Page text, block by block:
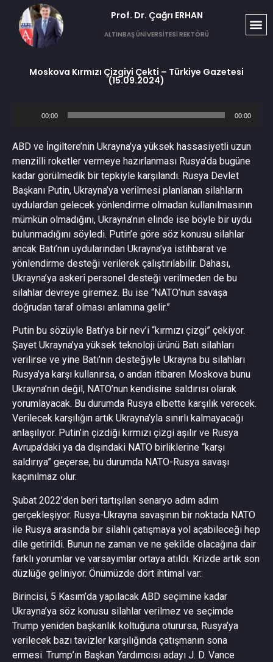
Prof. Dr. Çağrı ERHAN​
ALTINBAŞ ÜNİVERSİTESİ REKTÖRÜ
Moskova Kırmızı Çizgiyi Çekti – Türkiye Gazetesi
(15.09.2024)
Ses
00:00 00:00
ABD ve İngiltere’nin Ukrayna’ya yüksek hassasiyetli uzun
menzilli roketler vermeye hazırlanması Rusya’da bugüne
kadar görülmedik bir tepkiyle karşılandı. Rusya Devlet
Başkanı Putin, Ukrayna’ya verilmesi planlanan silahların
uydulardan gelecek yönlendirme olmadan kullanılmasının
mümkün olmadığını, Ukrayna’nın elinde ise böyle bir uydu
bulunmadığını söyledi. Putin’e göre söz konusu silahlar
ancak Batı’nın uydularından Ukrayna’ya istihbarat ve
yönlendirme desteği verilerek çalıştırılabilir. Dahası,
Ukrayna’ya askerî personel desteği verilmeden de bu
silahlar devreye giremez. Bu ise “NATO’nun savaşa
doğrudan taraf olması anlamına gelir.”
Putin bu sözüyle Batı’ya bir nev’i “kırmızı çizgi” çekiyor.
Şayet Ukrayna’ya yüksek teknoloji ürünü Batı silahları
verilirse ve yine Batı’nın desteğiyle Ukrayna bu silahları
Rusya’ya karşı kullanırsa, o andan itibaren Moskova bunu
Ukrayna’nın değil, NATO’nun kendisine saldırısı olarak
yorumlayacak. Bu durumda Rusya elbette karşılık verecek.
Verilecek karşılığın artık Ukrayna’yla sınırlı kalmayacağı
anlaşılıyor. Putin’in çizdiği kırmızı çizgi aşılır ve Rusya
Avrupa’daki ya da dışındaki NATO birliklerine “karşı
saldırıya” geçerse, bu durumda NATO-Rusya savaşı
kaçınılmaz olur.
Şubat 2022’den beri tartışılan senaryo adım adım
gerçekleşiyor. Rusya-Ukrayna savaşının bir noktada NATO
ile Rusya arasında bir silahlı çatışmaya yol açabileceği hep
dile getirildi. Bunun ne zaman ve ne şekilde olacağına dair
farklı yorumlar ve varsayımlar ortaya atıldı. Krizde artık son
düzlüğe geliniyor. Önümüzde dört ihtimal var:
Birincisi, 5 Kasım’da yapılacak ABD seçimine kadar
Ukrayna’ya söz konusu silahlar verilmez ve seçimde
Trump yeniden başkanlık koltuğuna oturursa, Rusya’ya
verilecek bazı tavizler karşılığında çatışmanın sona
ermesi. Trump’ın Başkan Yardımcısı adayı J. D. Vance